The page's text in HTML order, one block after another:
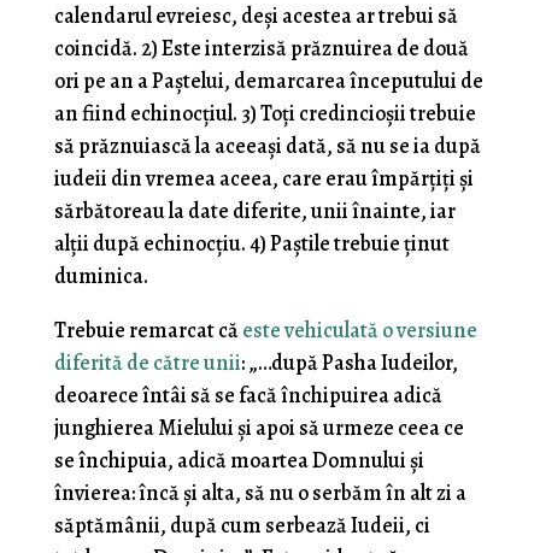
calendarul evreiesc, deși acestea ar trebui să
coincidă. 2) Este interzisă prăznuirea de două
ori pe an a Paștelui, demarcarea începutului de
an fiind echinocțiul. 3) Toți credincioșii trebuie
să prăznuiască la aceeași dată, să nu se ia după
iudeii din vremea aceea, care erau împărțiți și
sărbătoreau la date diferite, unii înainte, iar
alții după echinocțiu. 4) Paștile trebuie ținut
duminica.
Trebuie remarcat căeste vehiculată o versiune
diferită de către unii: „…după Pasha Iudeilor,
deoarece întâi să se facă închipuirea adică
junghierea Mielului și apoi să urmeze ceea ce
se închipuia, adică moartea Domnului și
învierea: încă și alta, să nu o serbăm în alt zi a
săptămânii, după cum serbează Iudeii, ci